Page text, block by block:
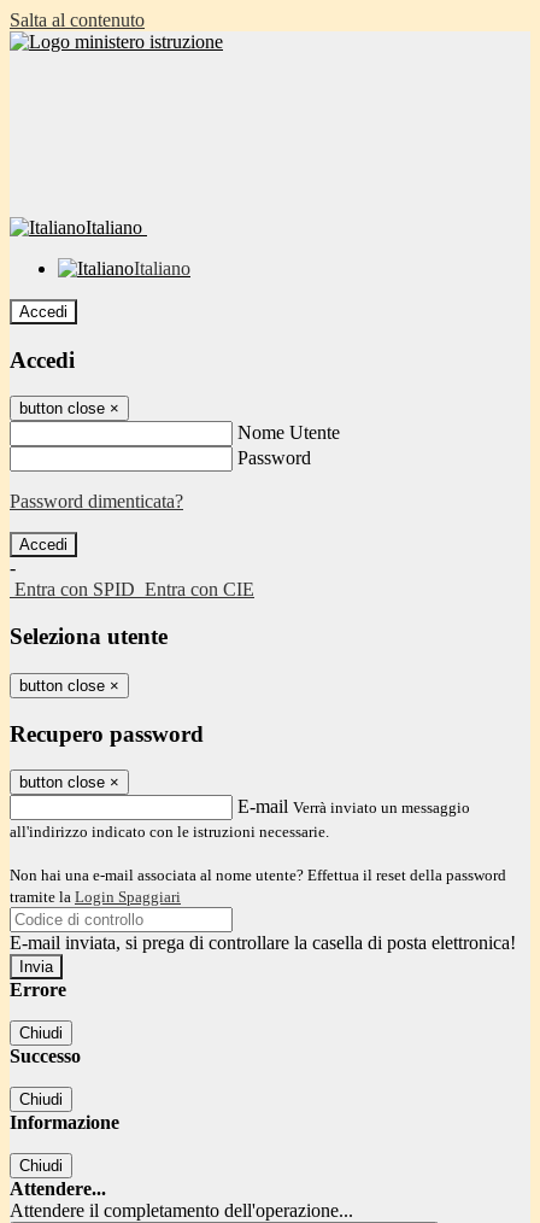
Salta al contenuto
Italiano
Italiano
Accedi
Accedi
button close ×
Nome Utente
Password
Password dimenticata?
-
Entra con SPID Entra con CIE
Seleziona utente
button close ×
Recupero password
button close ×
E-mail Verrà inviato un messaggio
all'indirizzo indicato con le istruzioni necessarie.
Non hai una e-mail associata al nome utente? Effettua il reset della password
tramite la Login Spaggiari
E-mail inviata, si prega di controllare la casella di posta elettronica!
Errore
Chiudi
Successo
Chiudi
Informazione
Chiudi
Attendere...
Attendere il completamento dell'operazione...